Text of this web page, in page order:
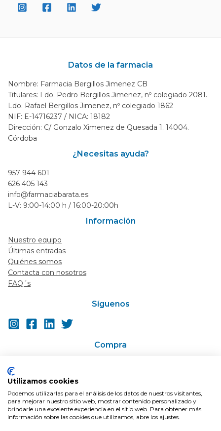
Datos de la farmacia
Nombre: Farmacia Bergillos Jimenez CB
Titulares: Ldo. Pedro Bergillos Jimenez, nº colegiado 2081.
Ldo. Rafael Bergillos Jimenez, nº colegiado 1862
NIF: E-14716237 / NICA: 18182
Dirección: C/ Gonzalo Ximenez de Quesada 1. 14004.
Córdoba
¿Necesitas ayuda?
957 944 601
626 405 143
info@farmaciabarata.es
L-V: 9:00-14:00 h / 16:00-20:00h
Información
Nuestro equipo
Últimas entradas
Quiénes somos
Contacta con nosotros
FAQ´s
Síguenos
Compra
Super-descuentos / Cupones
En Oferta
Condiciones de compra
Envíos
Utilizamos cookies
Podemos utilizarlas para el análisis de los datos de nuestros visitantes,
para mejorar nuestro sitio web, mostrar contenido personalizado y
brindarle una excelente experiencia en el sitio web. Para obtener más
información sobre las cookies que utilizamos, abre los ajustes.